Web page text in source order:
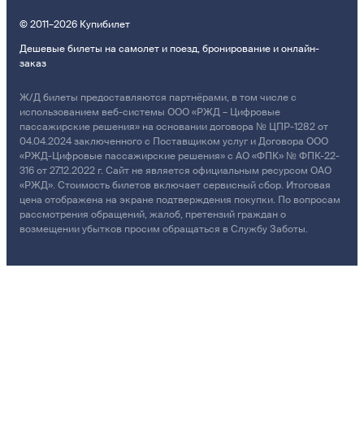
© 2011–2026 Купибилет
Дешевые билеты на самолет и поезд, бронирование и онлайн-
заказ
Ж/Д билеты предоставляются партнёрами, в том числе с
использованием веб-системы ООО «РЖД – Цифровые
пассажирские решения» на основании договора № ЦПР-1282 от
04.04.2024 заключенного с Поставщиком услуг и Договора ООО
«РЖД-Цифровые пассажирские решения» с АО «ФПК» № ФПК-22-
316 от 27.12.2022 г. Сайт не является официальным ресурсом ОАО
«РЖД». Стоимость билетов включает сервисный сбор. Итоговая
цена отображена на экране подтверждения покупки. По вопросам
рассмотрения обращений, жалоб, претензий граждан о
возмещении убытков просим обращаться в Службу Заботы.